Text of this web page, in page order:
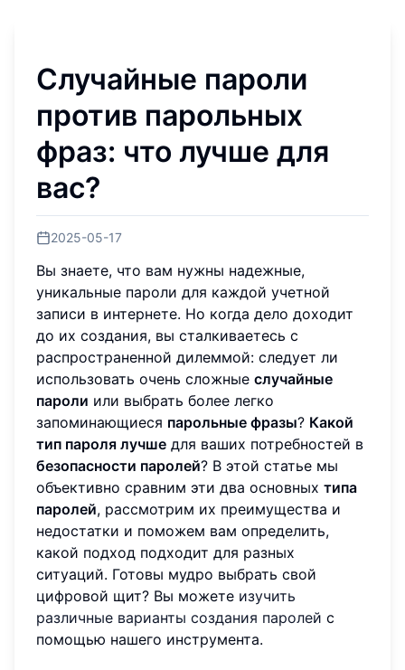
Случайные пароли
против парольных
фраз: что лучше для
вас?
2025-05-17
Вы знаете, что вам нужны надежные,
уникальные пароли для каждой учетной
записи в интернете. Но когда дело доходит
до их создания, вы сталкиваетесь с
распространенной дилеммой: следует ли
использовать очень сложные случайные
пароли или выбрать более легко
запоминающиеся парольные фразы? Какой
тип пароля лучше для ваших потребностей в
безопасности паролей? В этой статье мы
объективно сравним эти два основных типа
паролей, рассмотрим их преимущества и
недостатки и поможем вам определить,
какой подход подходит для разных
ситуаций. Готовы мудро выбрать свой
цифровой щит? Вы можете изучить
различные варианты создания паролей с
помощью нашего инструмента.